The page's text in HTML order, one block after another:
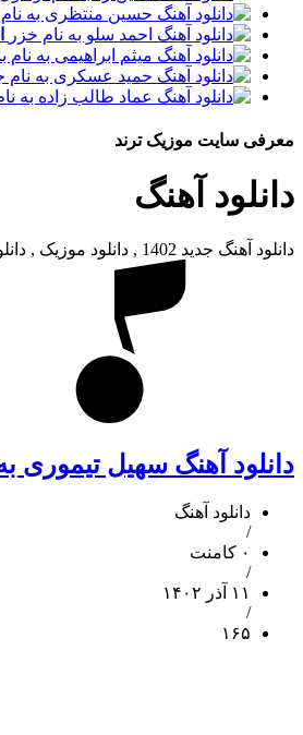
معرفی سایت موزیک ترند
دانلود آهنگ
دانلود آهنگ جدید 1402 , دانلود موزیک , دانلود موزیک ویدیو , دانلود ریمیکس
دانلود آهنگ سهیل تیموری
دانلود آهنگ
/
۰ کامنت
/
۱۱ آذر ۱۴۰۲
/
۱۶۵